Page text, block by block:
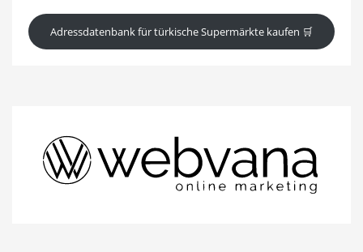
Adressdatenbank für türkische Supermärkte kaufen 🛒